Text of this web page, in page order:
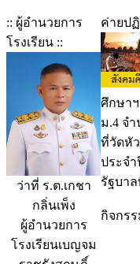
:: ผู้อำนวยการ
โรงเรียน ::
ว่าที่ ร.ต.เกชา
กลิ่นเพ็ง
ผู้อำนวยการ
โรงเรียนเบญจม
ค่ายป
ศึกษา
ม.4 จ
ที่วัดหั
ประจ
รัฐบา
กิจกร